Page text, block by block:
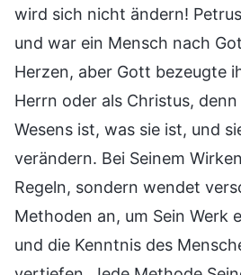
wird sich nicht ändern!
und war ein Mensch nach
Herzen, aber Gott bezeugte
Herrn oder als Christus,
Wesens ist, was sie ist, und
verändern. Bei Seinem
Regeln, sondern wendet
Methoden an, um Sein Werk
und die Kenntnis des